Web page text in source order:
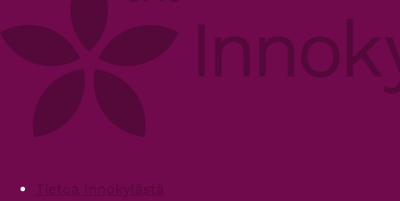
FooterTietoa Innokylästä